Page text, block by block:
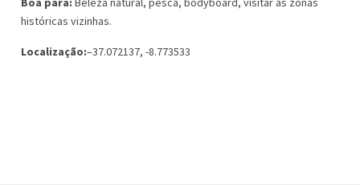
históricas vizinhas.
Localização:–37.072137, -8.773533